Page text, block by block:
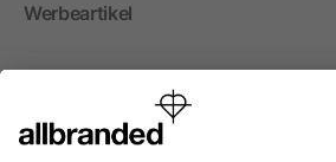
Werbeartikel
International